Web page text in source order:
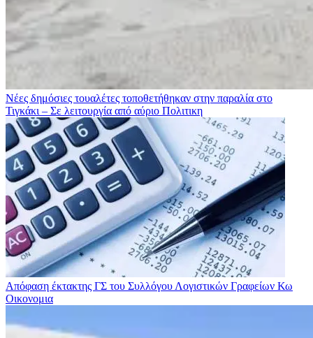
Νέες δημόσιες τουαλέτες τοποθετήθηκαν στην παραλία στο
Τιγκάκι – Σε λειτουργία από αύριο Πολιτικη
Απόφαση έκτακτης ΓΣ του Συλλόγου Λογιστικών Γραφείων Κω
Οικονομια